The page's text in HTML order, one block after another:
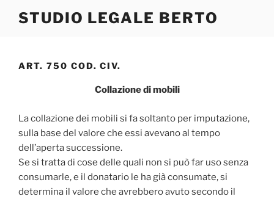
STUDIO LEGALE BERTO
ART. 750 COD. CIV.
Collazione di mobili
La collazione dei mobili si fa soltanto per imputazione,
sulla base del valore che essi avevano al tempo
dell’aperta successione.
Se si tratta di cose delle quali non si può far uso senza
consumarle, e il donatario le ha già consumate, si
determina il valore che avrebbero avuto secondo il